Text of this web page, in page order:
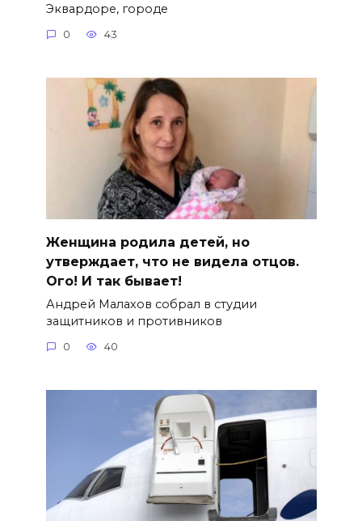
Эквардоре, городе
0 43
Женщина родила детей, но
утверждает, что не видела отцов.
Ого! И так бывает!
Андрей Малахов собрал в студии
защитников и противников
0 40